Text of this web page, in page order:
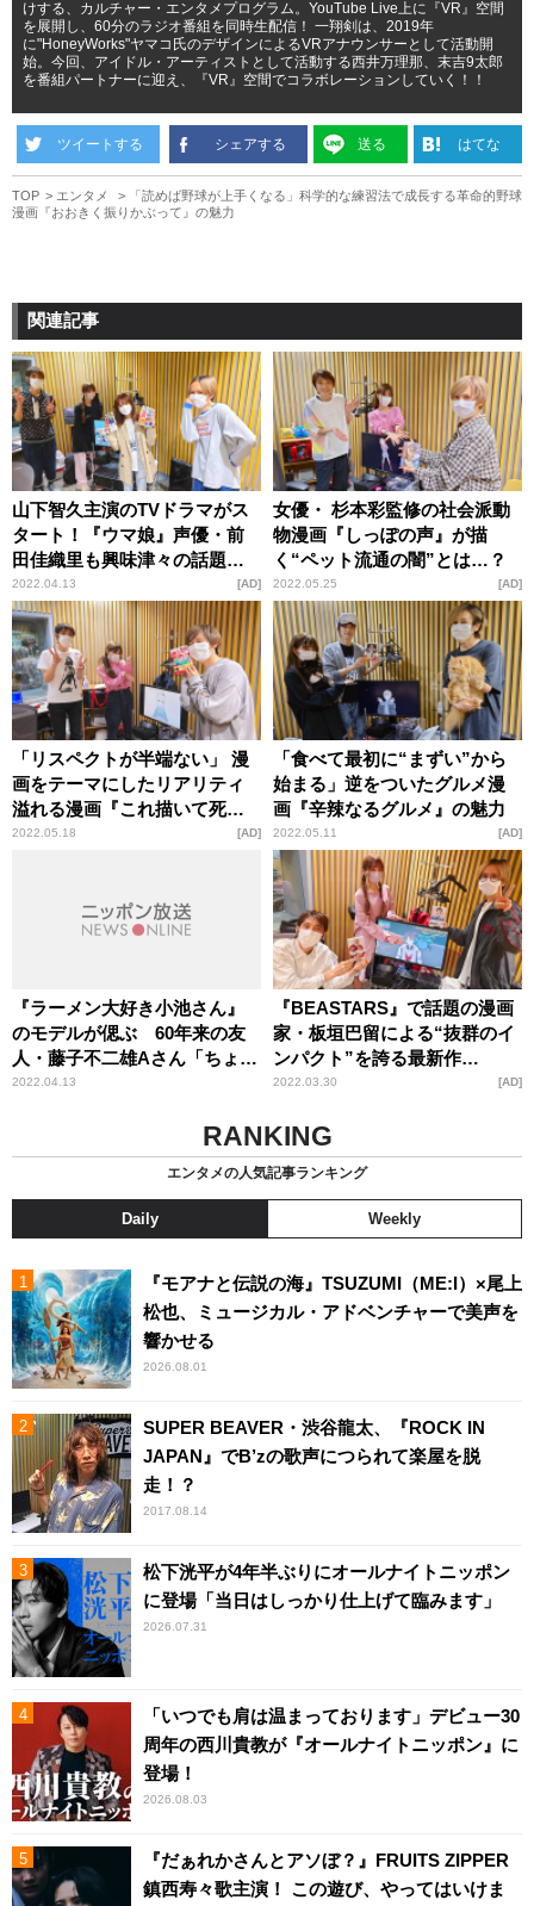
けする、カルチャー・エンタメプログラム。YouTube Live上に『VR』空間
を展開し、60分のラジオ番組を同時生配信！ 一翔剣は、2019年
に"HoneyWorks"ヤマコ氏のデザインによるVRアナウンサーとして活動開
始。今回、アイドル・アーティストとして活動する西井万理那、末吉9太郎
を番組パートナーに迎え、『VR』空間でコラボレーションしていく！！
ツイートする シェアする 送る はてな
TOP エンタメ
「読めば野球が上手くなる」科学的な練習法で成長する革命的野球
漫画『おおきく振りかぶって』の魅力
関連記事
山下智久主演のTVドラマがス
タート！『ウマ娘』声優・前
田佳織里も興味津々の話題作
『正直不動産』の魅力
2022.04.13 AD
女優・ 杉本彩監修の社会派動
物漫画『しっぽの声』が描
く“ペット流通の闇”とは…？
2022.05.25 AD
「リスペクトが半端ない」 漫
画をテーマにしたリアリティ
溢れる漫画『これ描いて死
ね』の魅力
2022.05.18 AD
「食べて最初に“まずい”から
始まる」逆をついたグルメ漫
画『辛辣なるグルメ』の魅力
2022.05.11 AD
『ラーメン大好き小池さん』
のモデルが偲ぶ 60年来の友
人・藤子不二雄Aさん「ちょっ
とリアルな漫画を描いてい
2022.04.13
『BEASTARS』で話題の漫画
家・板垣巴留による“抜群のイ
ンパクト”を誇る最新作
『SANDA』の魅力
2022.03.30 AD
RANKING
エンタメの人気記事ランキング
Daily Weekly
『モアナと伝説の海』TSUZUMI（ME:I）×尾上
松也、ミュージカル・アドベンチャーで美声を
響かせる
2026.08.01
SUPER BEAVER・渋谷龍太、『ROCK IN
JAPAN』でB’zの歌声につられて楽屋を脱
走！？
2017.08.14
松下洸平が4年半ぶりにオールナイトニッポン
に登場「当日はしっかり仕上げて臨みます」
2026.07.31
「いつでも肩は温まっております」デビュー30
周年の西川貴教が『オールナイトニッポン』に
登場！
2026.08.03
『だぁれかさんとアソぼ？』FRUITS ZIPPER
鎮西寿々歌主演！ この遊び、やってはいけま